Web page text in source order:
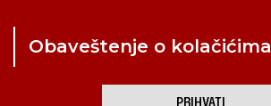
Kulturna scena
Obaveštenje o kolačićima
PRIHVATI